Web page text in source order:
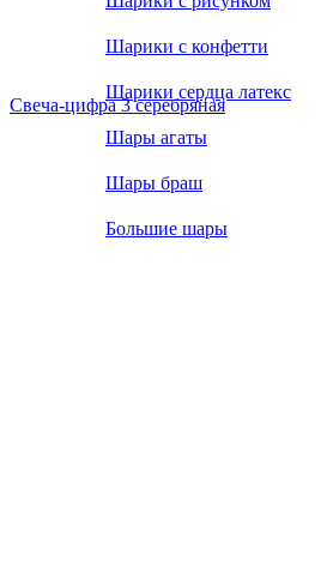
Шарики с конфетти
Шарики сердца латекс
Шары агаты
Шары браш
Большие шары
Свеча-цифра 3 серебряная